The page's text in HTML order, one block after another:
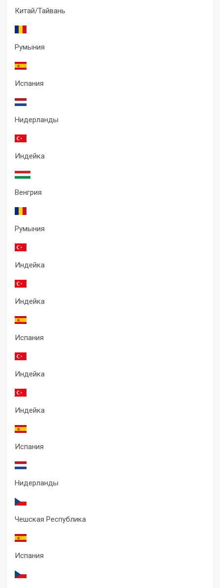
Китай/Тайвань
Румыния
Испания
Нидерланды
Индейка
Венгрия
Румыния
Индейка
Индейка
Испания
Индейка
Индейка
Испания
Нидерланды
Чешская Республика
Испания